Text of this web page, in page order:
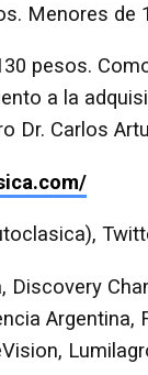
Menores de
pesos.
a la
Dr. Carlos
Discovery